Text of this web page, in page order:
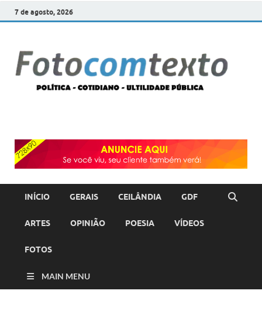
7 de agosto, 2026
INÍCIO GERAIS CEILÂNDIA GDF
ARTES OPINIÃO POESIA VÍDEOS
FOTOS
MAIN MENU